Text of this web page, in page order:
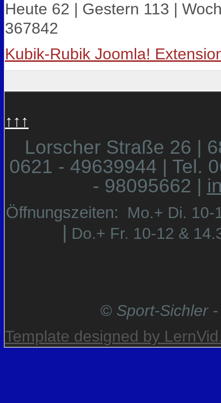
Heute 62 | Gestern 113 |
367842
Kubik-Rubik Joomla!
↑↑↑
Lorscher Straße 26 |
0621 - 49639944 | Tel.
- 98095662 |
Öffnungszeiten: Mo.+ Di.
| Do.+ Fr. 10-12 &
© Sport-Sichler
Template designed by